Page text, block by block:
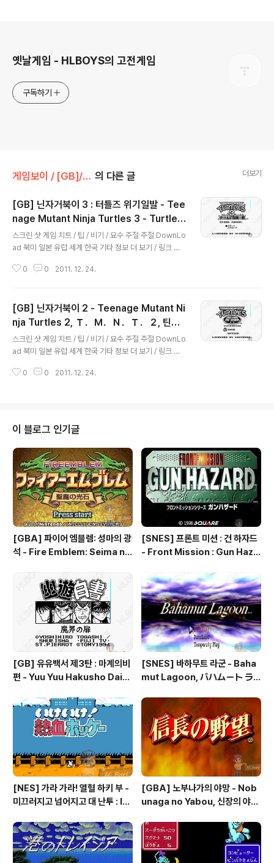
옛날게임 - HLBOYS의 고전게임
구독하기
게임보이 / [GB]/액션/아케이드 의 다른 글 더보기
[GB] 닌자거북이 3 : 터틀즈 위기일발 - Tee
nage Mutant Ninja Turtles 3 - Turtles
Kiki Ippatsu, Ｔ．Ｍ．Ｎ．Ｔ．３ タート
ルズ危機一発, 틴에이지 뮤턴트 히어로 터틀
즈 3 : 라디컬 레스큐 - Teenage Mutant H
ero Tu..
스크린 샷 게임 치트 / 팁 / 비기 / 묘수 주절 주절 DownLo
ad 북미 일본 유럽 세계 한국 기타 정보 더 보기 / 링크 관
드] - [GB] 틴닌자거북이 2 - Teenage Mutant Ninja
Turtles II - Back from the Sewers, 틴에이지 뮤턴트
닌자 터틀.. [게임보이 / [GB]/액션/아케이드] - [GB] 닌자
거북이 - Teenage Mutant Ninja Turtles, Ｔ．Ｍ．
Ｎ．Ｔ, 틴에이지 뮤턴트 히어로 터틀즈 : 폴 오브 더 풋 클
0 0 2011. 12. 24.
[GB] 닌자거북이 2 - Teenage Mutant Ni
nja Turtles 2, Ｔ．Ｍ．Ｎ．Ｔ．２, 틴에
이지 뮤턴트 히어로 터틀즈 2 : 백 프롬 더 수
어즈 - Teenage Mutant Hero Turtles II
- Back from the Sewers, 틴에이지 뮤턴
트 닌자 터틀..
스크린 샷 게임 치트 / 팁 / 비기 / 묘수 주절 주절 DownLo
ad 북미 일본 유럽 세계 한국 기타 정보 더 보기 / 링크 관
드] - [GB] 닌자거북이 - Teenage Mutant Ninja Turtl
클.. [슈퍼패미컴 / [SNES] [SFC]/액션/아케이드] - [SN
ES] 닌자거북이 4 - 틴에이지 뮤턴트 히어로 터틀스 4 : 터
틀스 인 타임 - Teenage Mutant Hero Turtles IV : T
urtles..
0 0 2011. 12. 24.
이 블로그 인기글
[GBA] 파이어 엠블렘: 성마의 광
석 - Fire Emblem: Seima no
ム 聖魔の光石, 파이어 엠블렘:
더 세이크리드 스톤즈 - Fire Em
blem: The Sacred Stones
[SNES] 프론트 미션 : 건 하자드
- Front Mission : Gun Haza
ズ ガンハザード
[GB] 유유백서 제3탄 : 마계의비
편 - Yuu Yuu Hakusho Dai-3
☆遊☆白書 第3弾 魔界の扉編
[SNES] 바하무트 라군 - Baha
mut Lagoon, バハムート ラ
[NES] 가라 가라! 열혈 하키 부 -
미끄러지고 넘어지고 대 난투 : Ik
- Subette Koronde Dai Ran
tou, いけいけ熱血ホッケー部
すべってころんで大乱闘
[GBA] 노부나가의 야망 - Nob
unaga no Yabou, 신장의 야망